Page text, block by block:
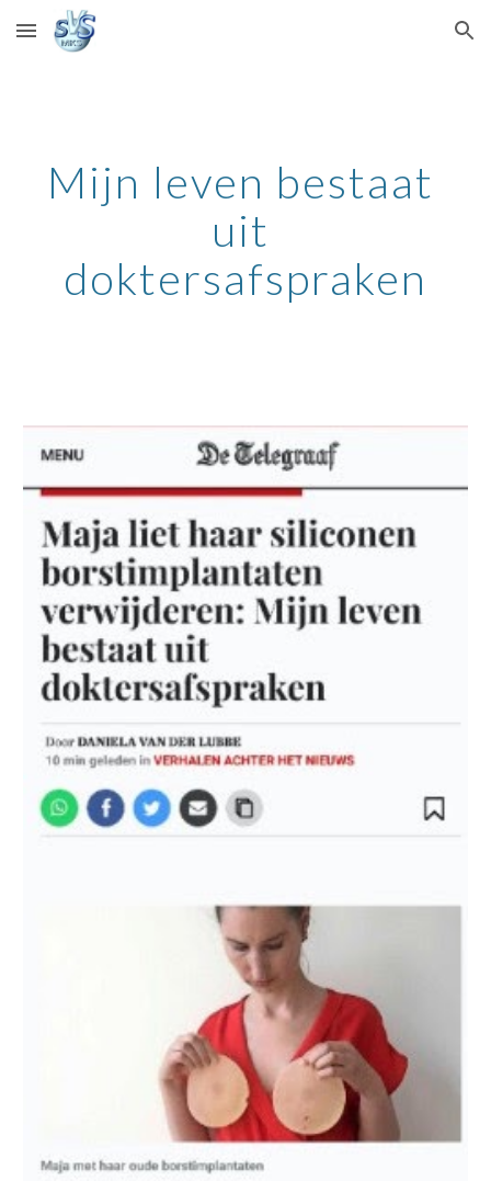
Skip to main content Skip to navigation
Mijn leven bestaat
uit
doktersafspraken